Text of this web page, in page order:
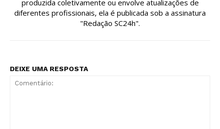
produzida coletivamente ou envolve atualizações de
diferentes profissionais, ela é publicada sob a assinatura
"Redação SC24h".
DEIXE UMA RESPOSTA